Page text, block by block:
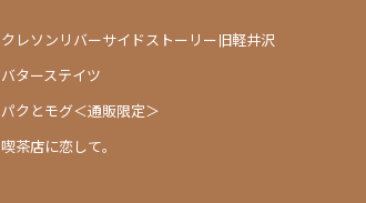
クレソンリバーサイドストーリー旧軽井沢
バターステイツ
パクとモグ＜通販限定＞
喫茶店に恋して。